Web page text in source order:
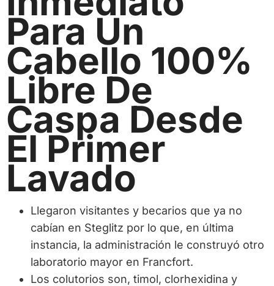
Para Un
Cabello 100%
Libre De
Caspa Desde
El Primer
Lavado
Llegaron visitantes y becarios que ya no
cabían en Steglitz por lo que, en última
instancia, la administración le construyó otro
laboratorio mayor en Francfort.
Los colutorios son, timol, clorhexidina y